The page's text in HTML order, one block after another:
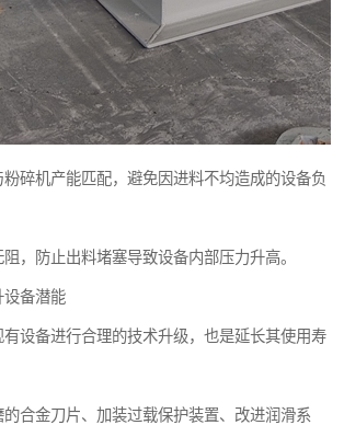
碎机产能匹配，避免因进料不均造成的设备负
阻，防止出料堵塞导致设备内部压力升高。
设备潜能
有设备进行合理的技术升级，也是延长其使用寿
合金刀片、加装过载保护装置、改进润滑系